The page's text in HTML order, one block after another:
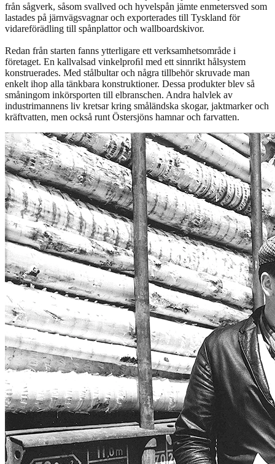
från sågverk, såsom svallved och hyvelspån jämte enmetersved som
lastades på järnvägsvagnar och exporterades till Tyskland för
vidareförädling till spånplattor och wallboardskivor.
Redan från starten fanns ytterligare ett verksamhetsområde i
företaget. En kallvalsad vinkelproﬁl med ett sinnrikt hålsystem
konstruerades. Med stålbultar och några tillbehör skruvade man
enkelt ihop alla tänkbara konstruktioner. Dessa produkter blev så
småningom inkörsporten till elbranschen. Andra halvlek av
industrimannens liv kretsar kring småländska skogar, jaktmarker och
kräftvatten, men också runt Östersjöns hamnar och farvatten.